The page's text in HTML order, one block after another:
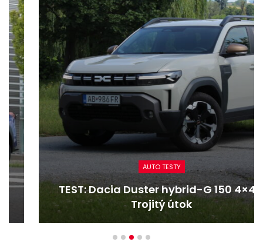
AUTO TESTY
TEST: Dacia Duster hybrid-G 150 4×4 –
Trojitý útok